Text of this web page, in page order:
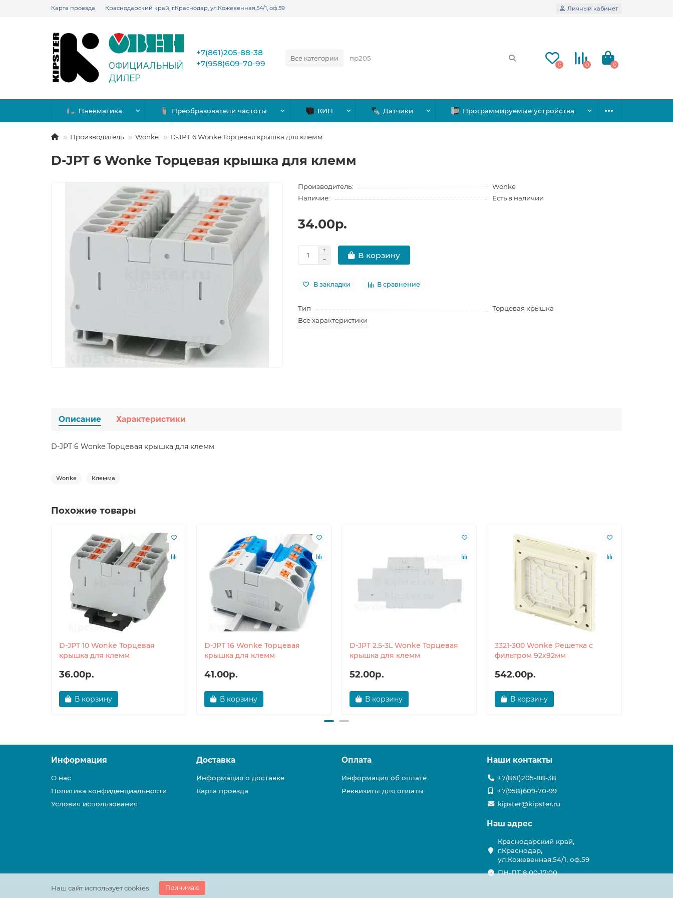
Карта проезда Краснодарский край, г.Краснодар, ул.Кожевенная,54/1, оф.59 Личный кабинет
Все категории
+7(861)205-88-38
+7(958)609-70-99
0 0 0
Пневматика Преобразователи частоты КИП Датчики Программируемые устройства
Производитель Wonke D-JPT 6 Wonke Торцевая крышка для клемм
D-JPT 6 Wonke Торцевая крышка для клемм
Производитель:
Wonke
Наличие:
Есть в наличии
34.00р.
В корзину
В закладки В сравнение
Тип
Торцевая крышка
Все характеристики
Описание Характеристики
D-JPT 6 Wonke Торцевая крышка для клемм
Wonke Клемма
Похожие товары
D-JPT 10 Wonke Торцевая
крышка для клемм
36.00р.
В корзину
D-JPT 16 Wonke Торцевая
крышка для клемм
41.00р.
В корзину
D-JPT 2.5-3L Wonke Торцевая
крышка для клемм
52.00р.
В корзину
3321-300 Wonke Решетка с
фильтром 92x92мм
542.00р.
В корзину
Наш сайт использует cookies Принимаю
Информация
О нас
Политика конфиденциальности
Условия использования
Доставка
Информация о доставке
Карта проезда
Оплата
Информация об оплате
Реквизиты для оплаты
Наши контакты
+7(861)205-88-38
+7(958)609-70-99
kipster@kipster.ru
Наш адрес
Краснодарский край,
г.Краснодар,
ул.Кожевенная,54/1, оф.59
ПН-ПТ 8:00-17:00